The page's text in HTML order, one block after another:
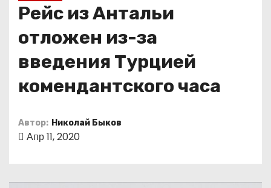
Рейс из Антальи
отложен из-за
введения Турцией
комендантского часа
Автор: Николай Быков
Апр 11, 2020